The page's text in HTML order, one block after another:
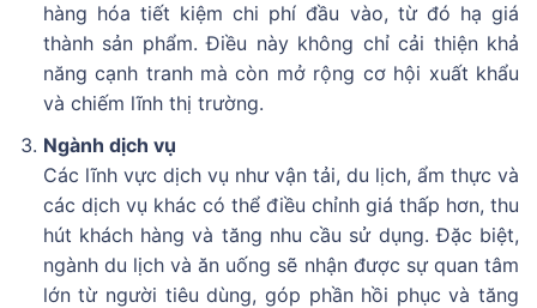
hàng hóa tiết kiệm chi phí đầu vào, từ đó hạ giá
thành sản phẩm. Điều này không chỉ cải thiện khả
năng cạnh tranh mà còn mở rộng cơ hội xuất khẩu
và chiếm lĩnh thị trường.
Ngành dịch vụ
Các lĩnh vực dịch vụ như vận tải, du lịch, ẩm thực và
các dịch vụ khác có thể điều chỉnh giá thấp hơn, thu
hút khách hàng và tăng nhu cầu sử dụng. Đặc biệt,
ngành du lịch và ăn uống sẽ nhận được sự quan tâm
lớn từ người tiêu dùng, góp phần hồi phục và tăng